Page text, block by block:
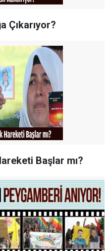
Çıkarıyor?
Başlar mı?